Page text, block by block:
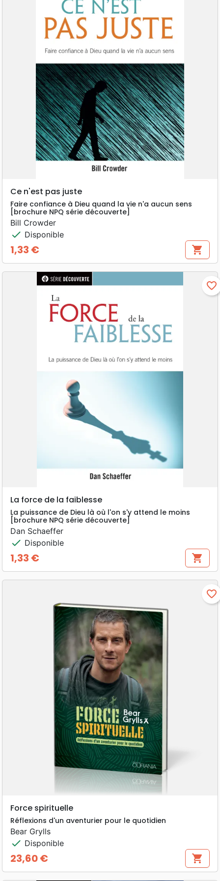
Ce n'est pas juste
Faire confiance à Dieu quand la vie n'a aucun sens
[brochure NPQ série découverte]
Bill Crowder
check Disponible
Prix
1,33 € shopping_cart
favorite_border
La force de la faiblesse
La puissance de Dieu là où l'on s'y attend le moins
[brochure NPQ série découverte]
Dan Schaeffer
check Disponible
Prix
1,33 € shopping_cart
favorite_border
Force spirituelle
Réflexions d'un aventurier pour le quotidien
Bear Grylls
check Disponible
Prix
23,60 € shopping_cart